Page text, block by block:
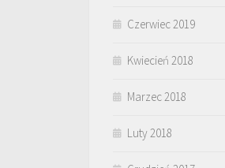
Czerwiec 2019
Kwiecień 2018
Marzec 2018
Luty 2018